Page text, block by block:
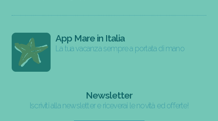
App Mare in Italia
La tua vacanza sempre a portata di mano
Newsletter
Iscriviti alla newsletter e riceverai le novità ed offerte!